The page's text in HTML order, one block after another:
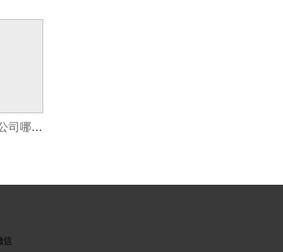
广州APP软件定制开发公司哪家好